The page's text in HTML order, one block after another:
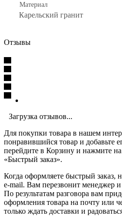
Материал
Карельский гранит
Отзывы
Загрузка отзывов...
Для покупки товара в нашем
понравившийся товар и добавьте
перейдите в Корзину и нажмите
«Быстрый заказ».
Когда оформляете быстрый
e-mail. Вам перезвонит менеджер и
По результатам разговора вам
оформления товара на почту или
только ждать доставки и